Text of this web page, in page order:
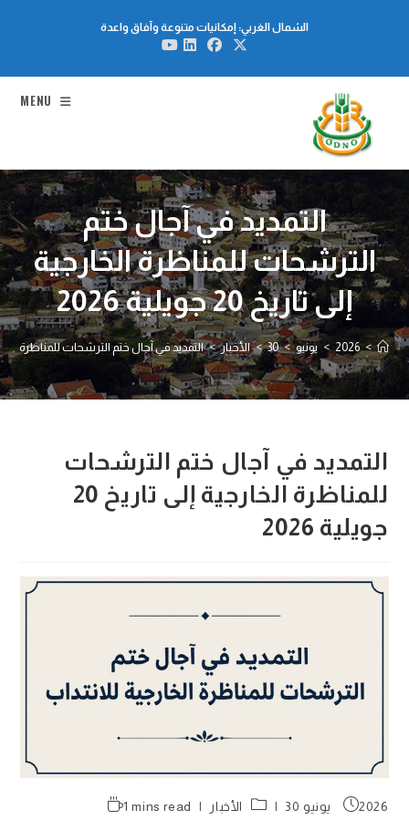
الشمال الغربي: إمكانيات متنوعة وآفاق واعدة
MENU
التمديد في آجال ختم
الترشحات للمناظرة الخارجية
إلى تاريخ 20 جويلية 2026
>
2026
> يونيو >
30
> الأخبار > التمديد في آجال ختم الترشحات للمناظرة الخارجية إلى
التمديد في آجال ختم الترشحات
للمناظرة الخارجية إلى تاريخ 20
جويلية 2026
Post
2026 يونيو 30
Postالأخبار
Reading
1 mins read